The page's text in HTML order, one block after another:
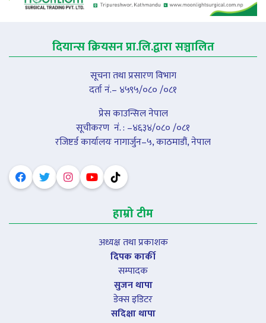
दियान्स क्रियसन प्रा.लि.द्वारा सञ्चालित
सूचना तथा प्रसारण विभाग
दर्ता नं.– ४५९५/०८० /०८१
प्रेस काउन्सिल नेपाल
सूचीकरण नंं. : –४६३४/०८० /०८१
रजिष्टर्ड कार्यालयः नागार्जुन–५, काठमाडौं, नेपाल
हाम्रो टीम
अध्यक्ष तथा प्रकाशक
दिपक कार्की
सम्पादक
सुजन थापा
डेक्स इडिटर
सदिक्षा थापा